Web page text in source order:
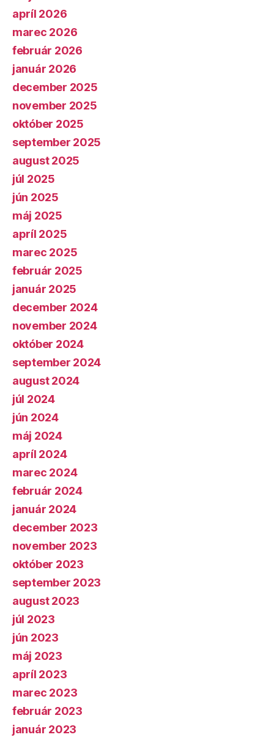
apríl 2026
marec 2026
február 2026
január 2026
december 2025
november 2025
október 2025
september 2025
august 2025
júl 2025
jún 2025
máj 2025
apríl 2025
marec 2025
február 2025
január 2025
december 2024
november 2024
október 2024
september 2024
august 2024
júl 2024
jún 2024
máj 2024
apríl 2024
marec 2024
február 2024
január 2024
december 2023
november 2023
október 2023
september 2023
august 2023
júl 2023
jún 2023
máj 2023
apríl 2023
marec 2023
február 2023
január 2023